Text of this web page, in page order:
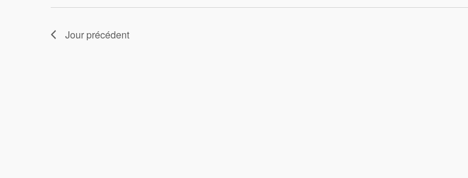
2025
Évènements
Jour précédent